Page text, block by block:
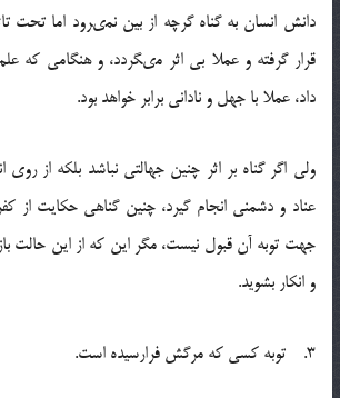
دانش انسان به گناه گرچه از بین نمى‏رود اما تحت
قرار گرفته و عملا بى اثر مى‏گردد، و هنگامى كه
داد، عملا با جهل و نادانى برابر خواهد بود.
ولى اگر گناه بر اثر چنین جهالتى نباشد بلكه از روى
عناد و دشمنى انجام گیرد، چنین گناهى حكایت از
جهت توبه آن قبول نیست، مگر این كه از این حالت
و انكار بشوید.
3. توبه کسی که مرگش فرارسیده است.